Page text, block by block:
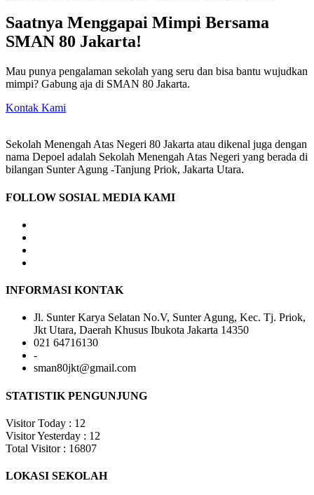
Saatnya Menggapai Mimpi Bersama
SMAN 80 Jakarta!
Mau punya pengalaman sekolah yang seru dan bisa bantu wujudkan
mimpi? Gabung aja di SMAN 80 Jakarta.
Kontak Kami
Sekolah Menengah Atas Negeri 80 Jakarta atau dikenal juga dengan
nama Depoel adalah Sekolah Menengah Atas Negeri yang berada di
bilangan Sunter Agung -Tanjung Priok, Jakarta Utara.
FOLLOW SOSIAL MEDIA KAMI
INFORMASI KONTAK
Jl. Sunter Karya Selatan No.V, Sunter Agung, Kec. Tj. Priok,
Jkt Utara, Daerah Khusus Ibukota Jakarta 14350
021 64716130
-
sman80jkt@gmail.com
STATISTIK PENGUNJUNG
Visitor Today : 12
Visitor Yesterday : 12
Total Visitor : 16807
LOKASI SEKOLAH